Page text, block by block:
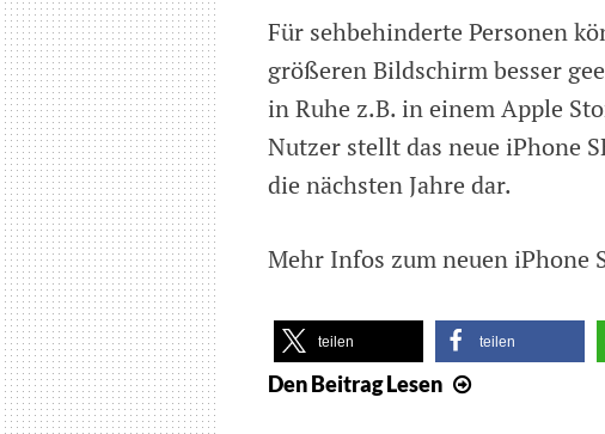
Für sehbehinderte Personen
größeren Bildschirm besser
in Ruhe z.B. in einem Apple
Nutzer stellt das neue iPhone
die nächsten Jahre dar.
Mehr Infos zum neuen iPhone
teilen teilen
Den BeitragLesen